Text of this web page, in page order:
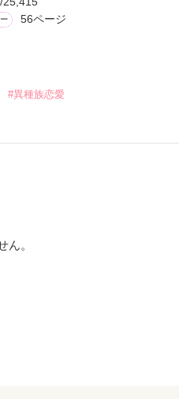
56ページ
#異種族恋愛
宿題をやるというありきたりな夏
ジー・冒険》になっていますが、
ん。